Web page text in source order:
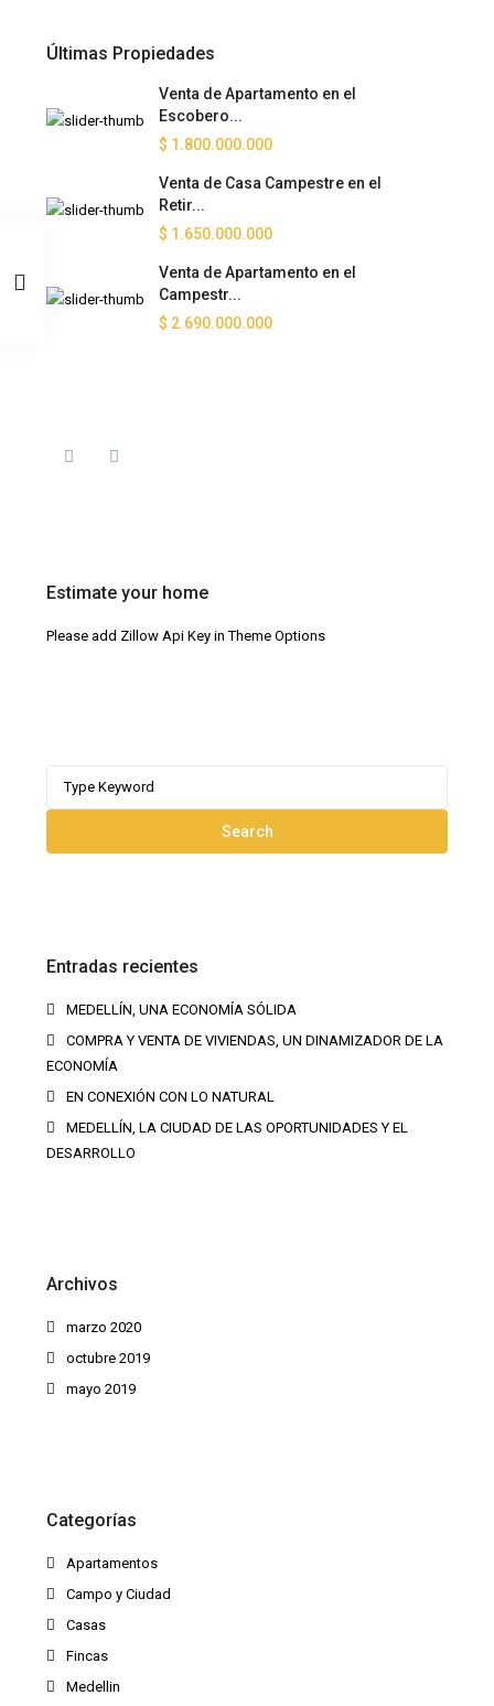
Últimas Propiedades
Venta de Apartamento en el
Escobero...
$ 1.800.000.000
Venta de Casa Campestre en el
Retir...
$ 1.650.000.000
Venta de Apartamento en el
Campestr...
$ 2.690.000.000
Estimate your home
Please add Zillow Api Key in Theme Options
Search
Entradas recientes
MEDELLÍN, UNA ECONOMÍA SÓLIDA
COMPRA Y VENTA DE VIVIENDAS, UN DINAMIZADOR DE LA
ECONOMÍA
EN CONEXIÓN CON LO NATURAL
MEDELLÍN, LA CIUDAD DE LAS OPORTUNIDADES Y EL
DESARROLLO
Archivos
marzo 2020
octubre 2019
mayo 2019
Categorías
Apartamentos
Campo y Ciudad
Casas
Fincas
Medellin